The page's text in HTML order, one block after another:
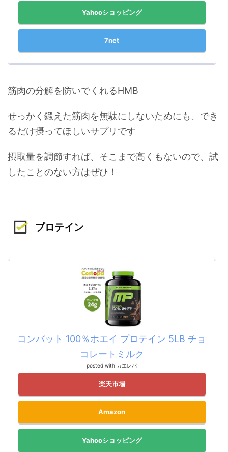
Yahooショッピング
7net
筋肉の分解を防いでくれるHMB
せっかく鍛えた筋肉を無駄にしないためにも、でき
るだけ摂ってほしいサプリです
摂取量を調節すれば、そこまで高くもないので、試
したことのない方はぜひ！
プロテイン
コンバット 100％ホエイ プロテイン 5LB チョ
コレートミルク
posted with カエレバ
楽天市場
Amazon
Yahooショッピング